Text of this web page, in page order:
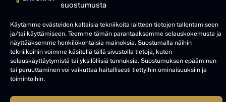
suostumusta
Käytämme evästeiden kaltaisia tekniikoita laitteen tietojen tallentamiseen
ja/tai käyttämiseen. Teemme tämän parantaaksemme selauskokemusta ja
näyttääksemme henkilökohtaisia mainoksia. Suostumalla näihin
tekniikoihin voimme käsitellä tällä sivustolla tietoja, kuten
selauskäyttäytymistä tai yksilöllisiä tunnuksia. Suostumuksen epääminen
tai peruuttaminen voi vaikuttaa haitallisesti tiettyihin ominaisuuksiin ja
toimintoihin.